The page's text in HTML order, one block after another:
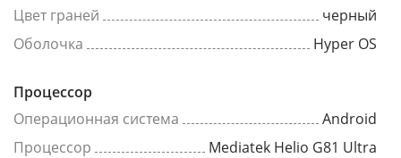
Цвет граней
черный
Оболочка
Hyper OS
Процессор
Операционная система
Android
Процессор
Mediatek Helio G81 Ultra